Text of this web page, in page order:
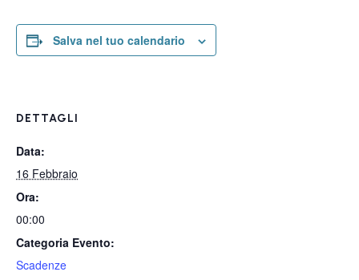
Salva nel tuo calendario
DETTAGLI
Data:
16 Febbraio
Ora:
00:00
Categoria Evento:
Scadenze